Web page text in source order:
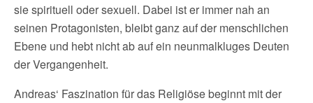
sie spirituell oder sexuell. Dabei ist er immer nah an
seinen Protagonisten, bleibt ganz auf der menschlichen
Ebene und hebt nicht ab auf ein neunmalkluges Deuten
der Vergangenheit.
Andreas‘ Faszination für das Religiöse beginnt mit der